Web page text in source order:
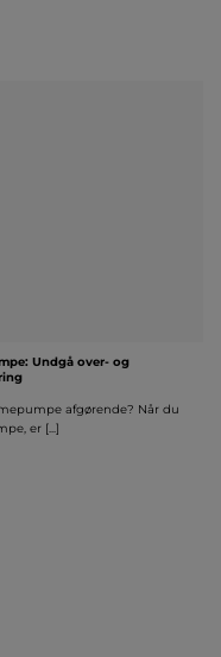
Undgå over- og
afgørende? Når du
er [...]